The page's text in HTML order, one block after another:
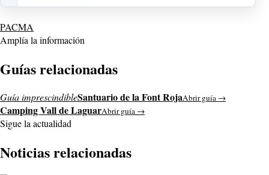
PACMA
Amplía la información
Guías relacionadas
Guía imprescindibleSantuario de la Font RojaAbrir guía →
Camping Vall de LaguarAbrir guía →
Sigue la actualidad
Noticias relacionadas